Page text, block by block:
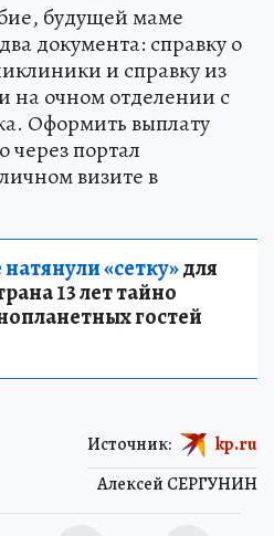
будущей маме
документа: справку о
и справку из
на очном отделении с
Оформить выплату
портал
визите в
«сетку»для
13 лет тайно
гостей
Алексей СЕРГУНИН
Источник: kp.ru